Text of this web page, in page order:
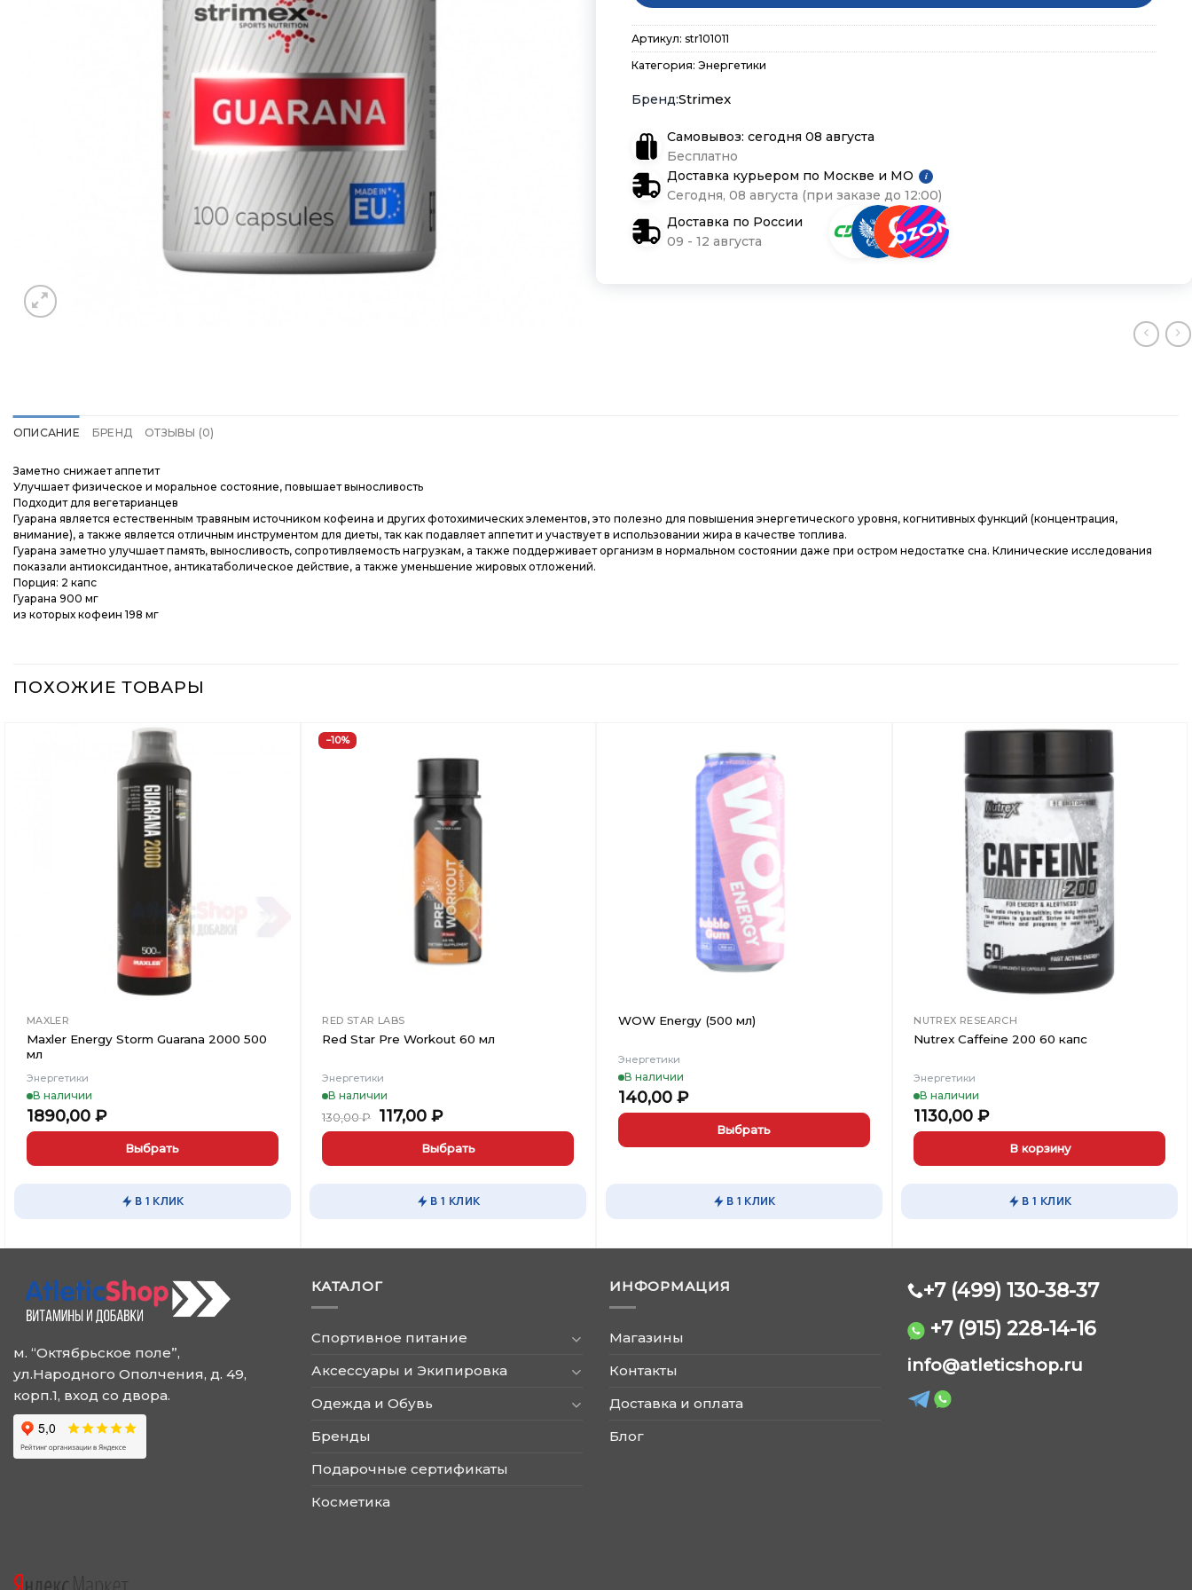
Артикул: str101011
Категория: Энергетики
Strimex
Самовывоз: сегодня 08 августа
Бесплатно
Доставка курьером по Москве и МО
i
Сегодня, 08 августа (при заказе до 12:00)
Доставка по России
09 - 12 августа
ОПИСАНИЕ БРЕНД ОТЗЫВЫ (0)
Заметно снижает аппетит
Улучшает физическое и моральное состояние, повышает выносливость
Подходит для вегетарианцев
Гуарана является естественным травяным источником кофеина и других фотохимических элементов, это полезно для повышения энергетического уровня, когнитивных функций (концентрация,
внимание), а также является отличным инструментом для диеты, так как подавляет аппетит и участвует в использовании жира в качестве топлива.
Гуарана заметно улучшает память, выносливость, сопротивляемость нагрузкам, а также поддерживает организм в нормальном состоянии даже при остром недостатке сна. Клинические исследования
показали антиоксидантное, антикатаболическое действие, а также уменьшение жировых отложений.
Порция: 2 капс
Гуарана 900 мг
из которых кофеин 198 мг
ПОХОЖИЕ ТОВАРЫ
MAXLER
Maxler Energy Storm Guarana 2000 500
мл
Энергетики
В наличии
1890,00 ₽
Выбрать
вариаций.
можно
выбрать
на
товара.
В 1 КЛИК
−10%
RED STAR LABS
Red Star Pre Workout 60 мл
Энергетики
В наличии
130,00₽
Первоначальная
цена
составляла
130,00 ₽.
117,00₽Текущая
цена:
117,00 ₽.
Выбрать
вариаций.
можно
выбрать
странице
В 1 КЛИК
WOW Energy (500 мл)
Энергетики
В наличии
140,00 ₽
Выбрать
Опции
выбрать
на
товара.
В 1 КЛИК
NUTREX RESEARCH
Nutrex Caffeine 200 60 капс
Энергетики
В наличии
1130,00₽
В корзину
В 1 КЛИК
м. “Октябрьское поле”,
ул.Народного Ополчения, д. 49,
корп.1, вход со двора.
КАТАЛОГ
Спортивное питание
Аксессуары и Экипировка
Одежда и Обувь
Бренды
Подарочные сертификаты
Косметика
ИНФОРМАЦИЯ
Магазины
Контакты
Доставка и оплата
Блог
+7 (499) 130-38-37
+7 (915) 228-14-16
info@atleticshop.ru
AtleticShop